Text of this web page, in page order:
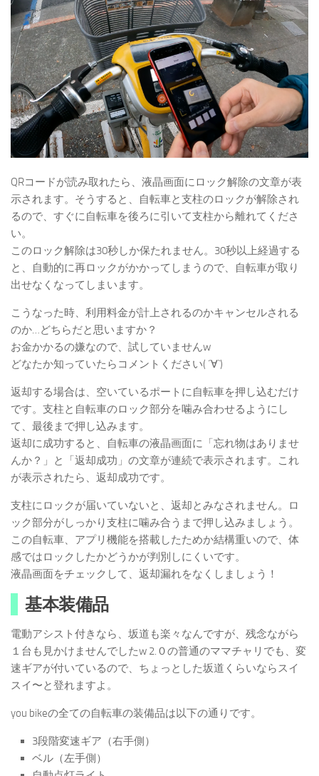
QRコードが読み取れたら、液晶画面にロック解除の文章が表
示されます。そうすると、自転車と支柱のロックが解除され
るので、すぐに自転車を後ろに引いて支柱から離れてくださ
い。
このロック解除は30秒しか保たれません。30秒以上経過する
と、自動的に再ロックがかかってしまうので、自転車が取り
出せなくなってしまいます。
こうなった時、利用料金が計上されるのかキャンセルされる
のか…どちらだと思いますか？
お金かかるの嫌なので、試していませんw
どなたか知っていたらコメントください( ´∀`)
返却する場合は、空いているポートに自転車を押し込むだけ
です。支柱と自転車のロック部分を噛み合わせるようにし
て、最後まで押し込みます。
返却に成功すると、自転車の液晶画面に「忘れ物はありませ
んか？」と「返却成功」の文章が連続で表示されます。これ
が表示されたら、返却成功です。
支柱にロックが届いていないと、返却とみなされません。ロ
ック部分がしっかり支柱に噛み合うまで押し込みましょう。
この自転車、アプリ機能を搭載したためか結構重いので、体
感ではロックしたかどうかが判別しにくいです。
液晶画面をチェックして、返却漏れをなくしましょう！
基本装備品
電動アシスト付きなら、坂道も楽々なんですが、残念ながら
１台も見かけませんでしたw 2.０の普通のママチャリでも、変
速ギアが付いているので、ちょっとした坂道くらいならスイ
スイ〜と登れますよ。
you bikeの全ての自転車の装備品は以下の通りです。
3段階変速ギア（右手側）
ベル（左手側）